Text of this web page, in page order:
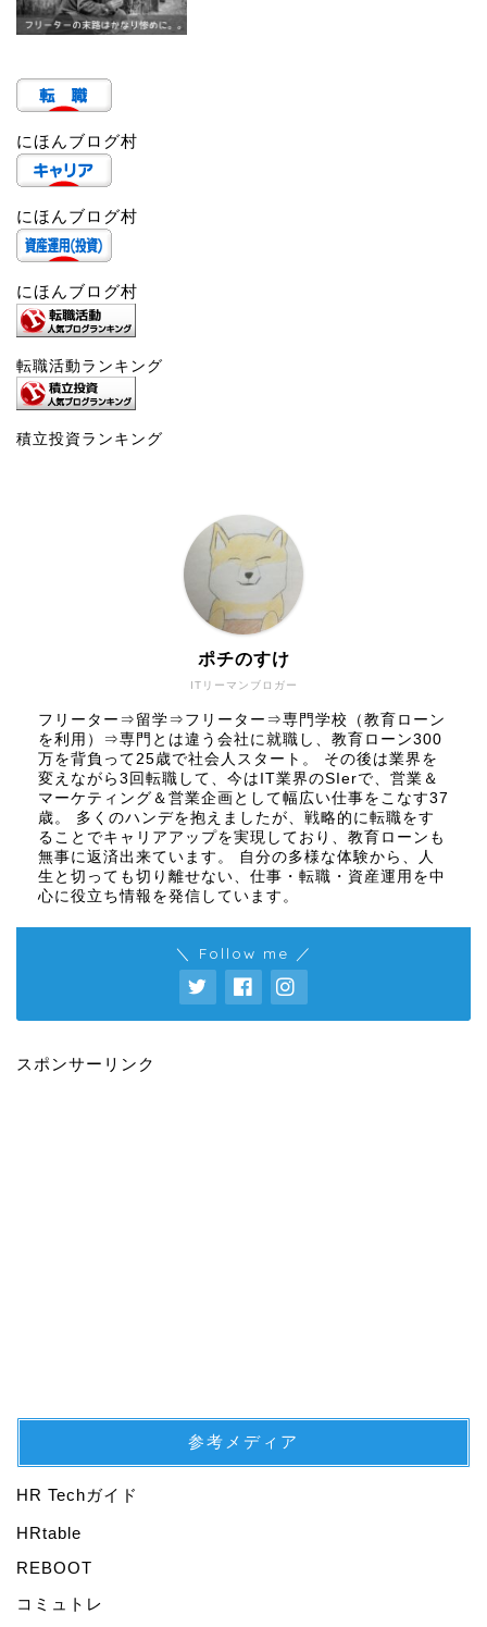
にほんブログ村
にほんブログ村
にほんブログ村
転職活動ランキング
積立投資ランキング
ITリーマンブロガー
ポチのすけ
フリーター⇒留学⇒フリーター⇒専門学校（教育ローン
を利用）⇒専門とは違う会社に就職し、教育ローン300
万を背負って25歳で社会人スタート。 その後は業界を
変えながら3回転職して、今はIT業界のSIerで、営業＆
マーケティング＆営業企画として幅広い仕事をこなす37
歳。 多くのハンデを抱えましたが、戦略的に転職をす
ることでキャリアアップを実現しており、教育ローンも
無事に返済出来ています。 自分の多様な体験から、人
生と切っても切り離せない、仕事・転職・資産運用を中
心に役立ち情報を発信しています。
＼ Follow me ／
スポンサーリンク
参考メディア
HR Techガイド
HRtable
REBOOT
コミュトレ